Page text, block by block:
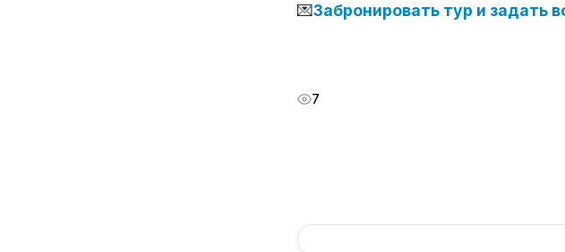
💌Забронировать тур и задать
7